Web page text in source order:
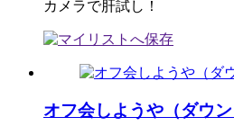
カメラで肝試し！
オフ会しようや（ダウン